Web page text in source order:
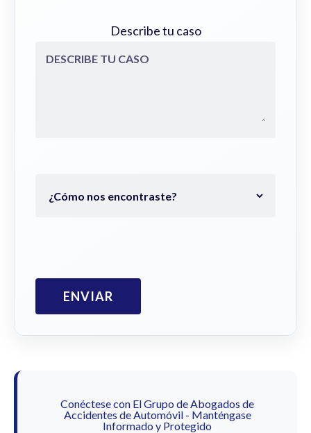
Describe tu caso
Conéctese con El Grupo de Abogados de
Accidentes de Automóvil - Manténgase
Informado y Protegido